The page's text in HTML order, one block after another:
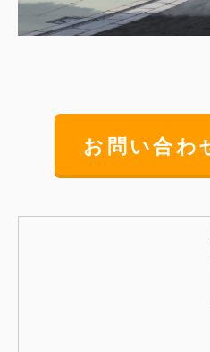
お問い合わ